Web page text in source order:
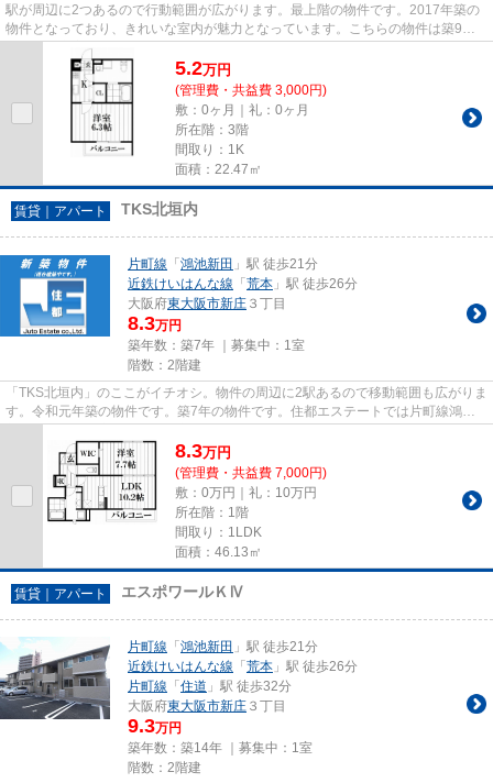
駅が周辺に2つあるので行動範囲が広がります。最上階の物件です。2017年築の
物件となっており、きれいな室内が魅力となっています。こちらの物件は築9年
ですが、充実の設備が整ってい...
5.2万円
(管理費・共益費 3,000円)
敷：0ヶ月｜礼：0ヶ月
所在階：3階
間取り：1K
面積：22.47㎡
賃貸｜アパート TKS北垣内
片町線 「 鴻池新田 」駅 徒歩21分
近鉄けいはんな線 「 荒本 」駅 徒歩26分
大阪府東大阪市新庄 ３丁目
8.3万円
築年数：築7年 ｜募集中： 1室
階数：2階建
「TKS北垣内」のここがイチオシ。物件の周辺に2駅あるので移動範囲も広がりま
す。令和元年築の物件です。築7年の物件です。住都エステートでは片町線鴻池
8.3万円
(管理費・共益費 7,000円)
敷：0万円｜礼：10万円
所在階：1階
間取り：1LDK
面積：46.13㎡
賃貸｜アパート エスポワールＫⅣ
片町線 「 鴻池新田 」駅 徒歩21分
近鉄けいはんな線 「 荒本 」駅 徒歩26分
片町線 「 住道 」駅 徒歩32分
大阪府東大阪市新庄 ３丁目
9.3万円
築年数：築14年 ｜募集中： 1室
階数：2階建